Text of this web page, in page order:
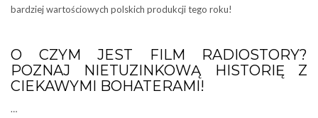
bardziej wartościowych polskich produkcji tego roku!
O CZYM JEST FILM RADIOSTORY?
POZNAJ NIETUZINKOWĄ HISTORIĘ Z
CIEKAWYMI BOHATERAMI!
…